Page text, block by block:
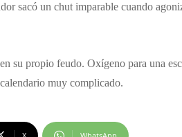
sacó un chut imparable cuando
su propio feudo. Oxígeno para una
muy complicado.